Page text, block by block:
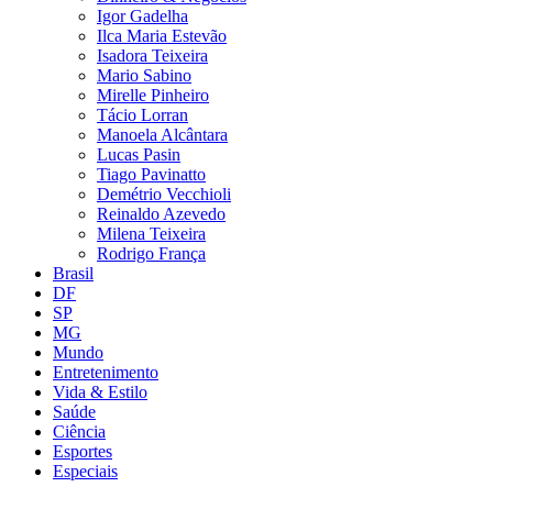
Igor Gadelha
Ilca Maria Estevão
Isadora Teixeira
Mario Sabino
Mirelle Pinheiro
Tácio Lorran
Manoela Alcântara
Lucas Pasin
Tiago Pavinatto
Demétrio Vecchioli
Reinaldo Azevedo
Milena Teixeira
Rodrigo França
Brasil
DF
SP
MG
Mundo
Entretenimento
Vida & Estilo
Saúde
Ciência
Esportes
Especiais